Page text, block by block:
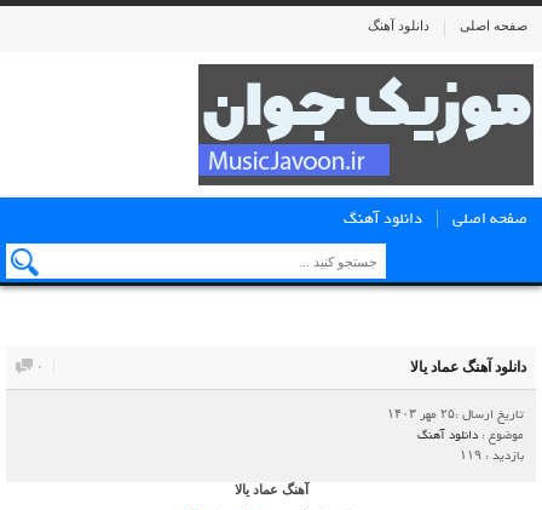
صفحه اصلی دانلود آهنگ
صفحه اصلی دانلود آهنگ
۰ دانلود آهنگ عماد یالا
تاریخ ارسال :۲۵ مهر ۱۴۰۳
موضوع : دانلود آهنگ
بازدید : ۱۱۹
آهنگ عماد یالا